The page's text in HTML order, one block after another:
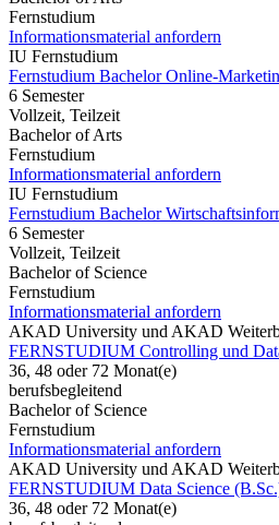
Fernstudium
Informationsmaterial anfordern
IU Fernstudium
Fernstudium Bachelor Online-
6 Semester
Vollzeit, Teilzeit
Bachelor of Arts
Fernstudium
Informationsmaterial anfordern
IU Fernstudium
Fernstudium Bachelor
6 Semester
Vollzeit, Teilzeit
Bachelor of Science
Fernstudium
Informationsmaterial anfordern
AKAD University und AKAD
FERNSTUDIUM Controlling und
36, 48 oder 72 Monat(e)
berufsbegleitend
Bachelor of Science
Fernstudium
Informationsmaterial anfordern
AKAD University und AKAD
FERNSTUDIUM Data Science
36, 48 oder 72 Monat(e)